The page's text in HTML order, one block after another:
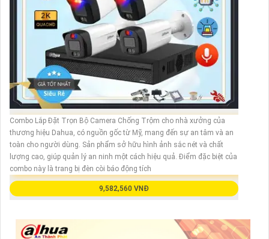
cung cấp hình ảnh sắc nét giúp quản lý an ninh gia đình
một cách hiệu quả. Điểm nổi bật của Combo này là
chức năng báo động tại chỗ nháy sáng, giúp
8,714,400 VNĐ
Combo Lắp Đặt Trọn Bộ Camera Chống Trộm cho nhà xưởng của
thương hiệu Dahua, có nguồn gốc từ Mỹ, mang đến sự an tâm và an
toàn cho người dùng. Sản phẩm sở hữu hình ảnh sắc nét và chất
lượng cao, giúp quản lý an ninh một cách hiệu quả. Điểm đặc biệt của
combo này là trang bị đèn còi báo động tích
9,582,560 VNĐ